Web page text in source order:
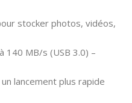
stocker photos, vidéos,
140 MB/s (USB 3.0) –
lancement plus rapide